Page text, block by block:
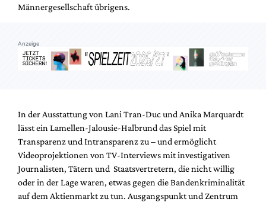
Männergesellschaft übrigens.
Anzeige
In der Ausstattung von Lani Tran-Duc und Anika Marquardt
lässt ein Lamellen-Jalousie-Halbrund das Spiel mit
Transparenz und Intransparenz zu – und ermöglicht
Videoprojektionen von TV-Interviews mit investigativen
Journalisten, Tätern und Staatsvertretern, die nicht willig
oder in der Lage waren, etwas gegen die Bandenkriminalität
auf dem Aktienmarkt zu tun. Ausgangspunkt und Zentrum